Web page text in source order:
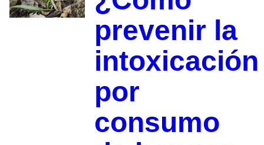
prevenir la
intoxicación
por
consumo